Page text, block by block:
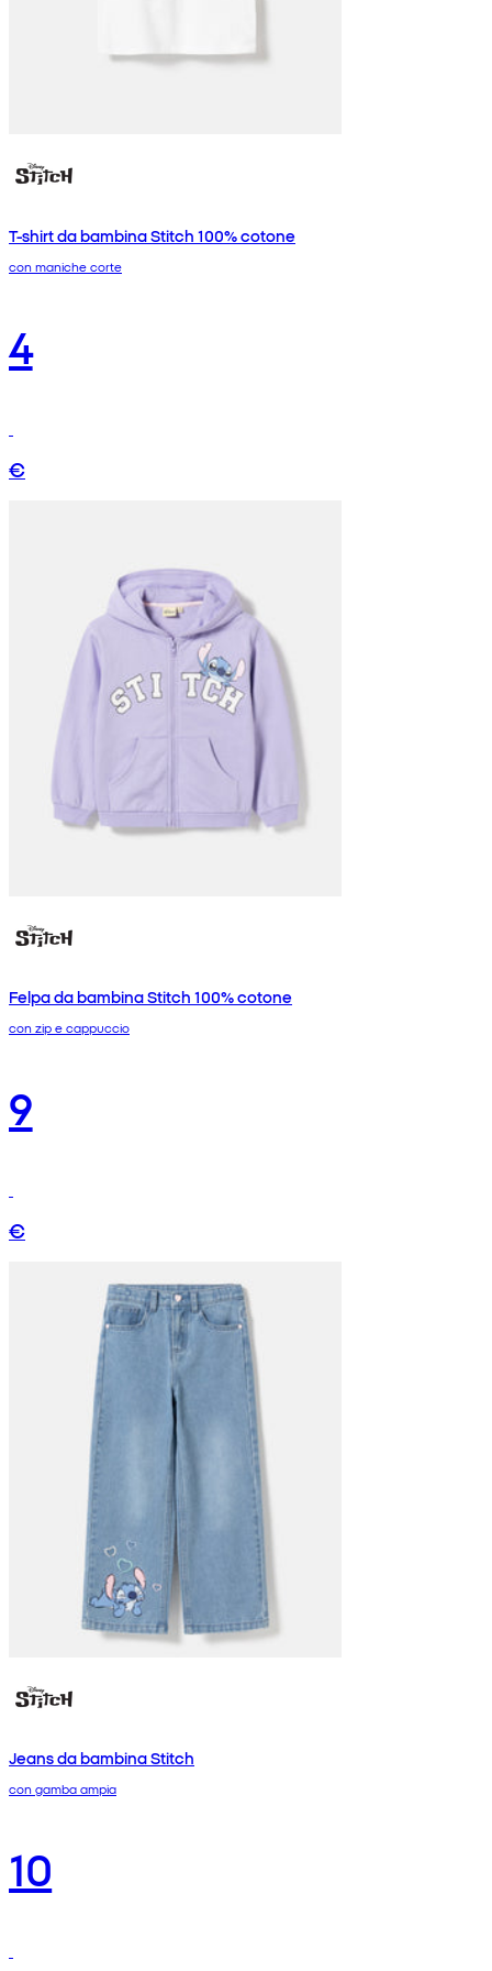
T-shirt da bambina Stitch 100% cotone
con maniche corte
4
€
Felpa da bambina Stitch 100% cotone
con zip e cappuccio
9
€
Jeans da bambina Stitch
con gamba ampia
10